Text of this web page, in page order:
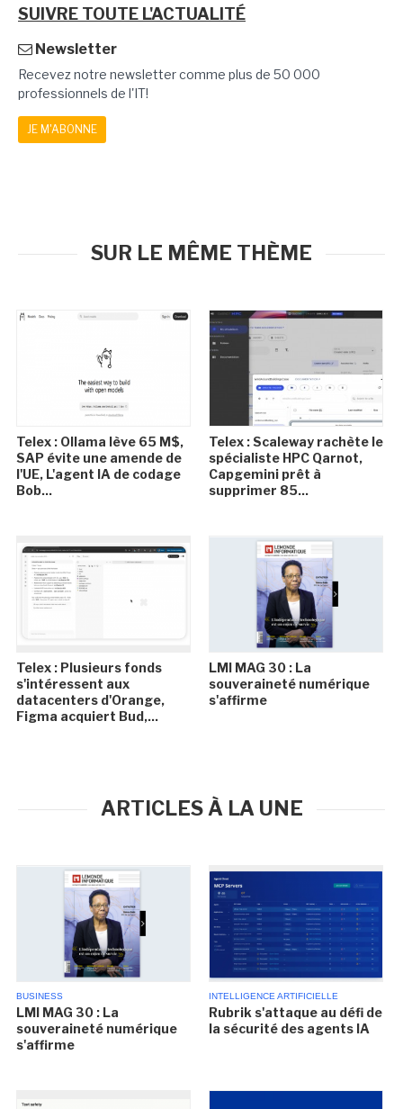
SUIVRE TOUTE L'ACTUALITÉ
Newsletter
Recevez notre newsletter comme plus de 50 000
professionnels de l'IT!
JE M'ABONNE
SUR LE MÊME THÈME
Telex : Ollama lève 65 M$,
SAP évite une amende de
l'UE, L'agent IA de codage
Bob...
Telex : Scaleway rachète le
spécialiste HPC Qarnot,
Capgemini prêt à
supprimer 85...
Telex : Plusieurs fonds
s'intéressent aux
datacenters d'Orange,
Figma acquiert Bud,...
LMI MAG 30 : La
souveraineté numérique
s'affirme
ARTICLES À LA UNE
BUSINESS
LMI MAG 30 : La
souveraineté numérique
s'affirme
INTELLIGENCE ARTIFICIELLE
Rubrik s'attaque au défi de
la sécurité des agents IA